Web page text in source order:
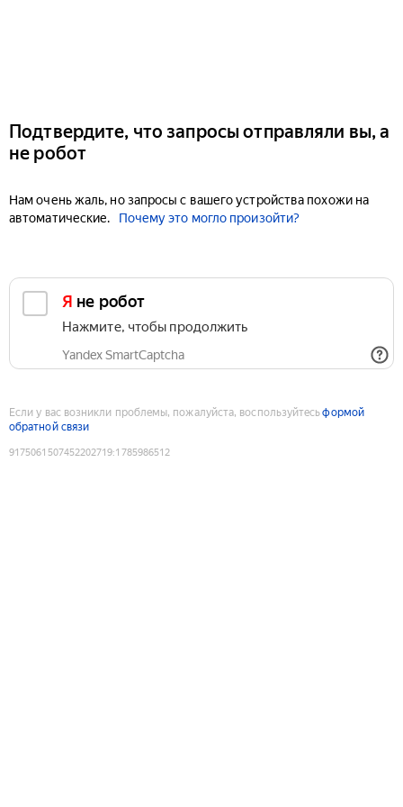
Подтвердите, что запросы отправляли вы, а
не робот
Нам очень жаль, но запросы с вашего устройства похожи на
автоматические.
Почему это могло произойти?
Я не робот
Нажмите, чтобы продолжить
Yandex SmartCaptcha
Если у вас возникли проблемы, пожалуйста, воспользуйтесьформой
обратной связи
9175061507452202719:1785986512